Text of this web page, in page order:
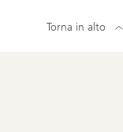
Torna in alto